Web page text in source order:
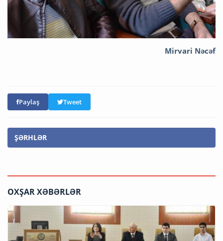
Mirvari Nəcəf
Paylaş Tweet
ŞƏRHLƏR
OXŞAR XƏBƏRLƏR